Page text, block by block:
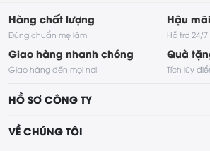
Hàng chất lượng
Đúng chuẩn mẹ làm
Hậu mãi
Hỗ trợ 24/7
Giao hàng nhanh chóng
Giao hàng đến mọi nơi
Quà
Tích lũy
HỒ SƠ CÔNG TY
VỀ CHÚNG TÔI